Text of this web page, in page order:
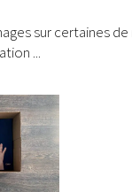
sur certaines
...